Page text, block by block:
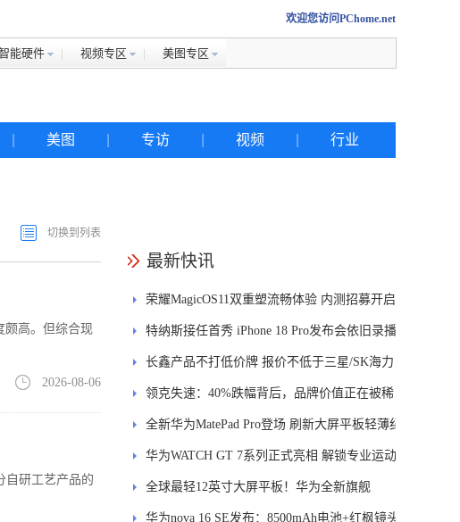
欢迎您访问PChome.net
能硬件 视频专区 美图专区
美图 专访 视频 行业
切换到列表
颇高。但综合现
2026-08-06
自研工艺产品的
最新快讯
荣耀MagicOS11双重塑流畅体验 内测招募开启
特纳斯接任首秀 iPhone 18 Pro发布会依旧录播
长鑫产品不打低价牌 报价不低于三星/SK海力
士
领克失速：40%跌幅背后，品牌价值正在被稀
释
全新华为MatePad Pro登场 刷新大屏平板轻薄纪
录
华为WATCH GT 7系列正式亮相 解锁专业运动
新体验
全球最轻12英寸大屏平板！华为全新旗舰
MatePad Pro正式发布
华为nova 16 SE发布：8500mAh电池+红枫镜头